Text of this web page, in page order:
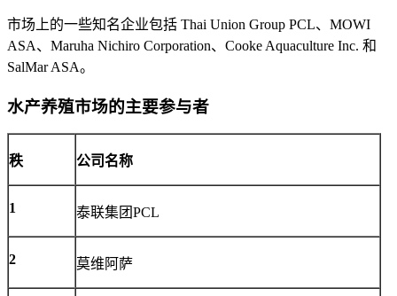
市场上的一些知名企业包括 Thai Union Group PCL、MOWI
ASA、Maruha Nichiro Corporation、Cooke Aquaculture Inc. 和
SalMar ASA。
水产养殖市场的主要参与者
秩 公司名称
1 泰联集团PCL
2 莫维阿萨